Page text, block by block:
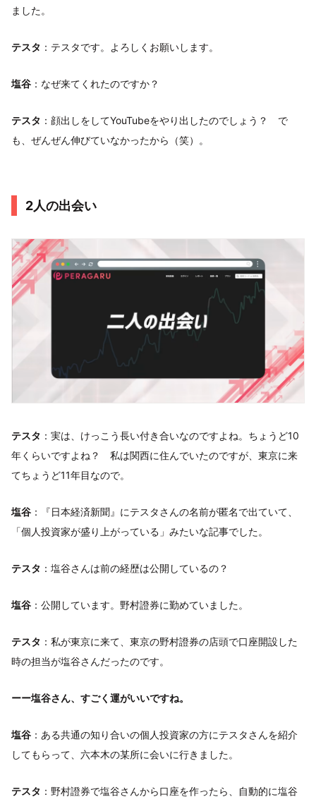
ました。
テスタ ：テスタです。よろしくお願いします。
塩谷 ：なぜ来てくれたのですか？
テスタ ：顔出しをしてYouTubeをやり出したのでしょう？ で
も、ぜんぜん伸びていなかったから（笑）。
2人の出会い
テスタ ：実は、けっこう長い付き合いなのですよね。ちょうど10
年くらいですよね？ 私は関西に住んでいたのですが、東京に来
てちょうど11年目なので。
塩谷 ：『日本経済新聞』にテスタさんの名前が匿名で出ていて、
「個人投資家が盛り上がっている」みたいな記事でした。
テスタ ：塩谷さんは前の経歴は公開しているの？
塩谷 ：公開しています。野村證券に勤めていました。
テスタ ：私が東京に来て、東京の野村證券の店頭で口座開設した
時の担当が塩谷さんだったのです。
ーー塩谷さん、すごく運がいいですね。
塩谷 ：ある共通の知り合いの個人投資家の方にテスタさんを紹介
してもらって、六本木の某所に会いに行きました。
テスタ ：野村證券で塩谷さんから口座を作ったら、自動的に塩谷